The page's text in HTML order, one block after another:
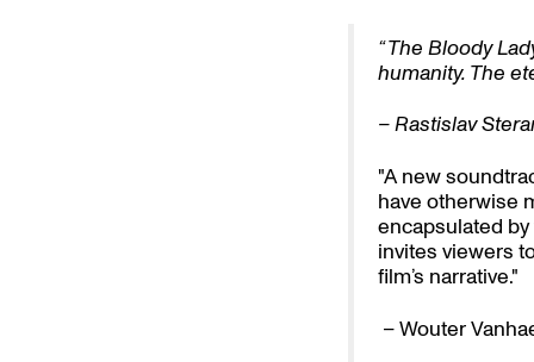
“ The Bloody
humanity. The
– Rastislav
"A new
have otherwise
encapsulated
invites viewers
film’s narrative."
– Wouter